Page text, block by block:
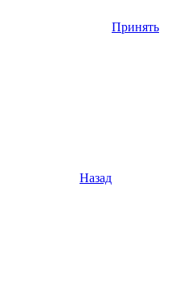
Принять
Назад